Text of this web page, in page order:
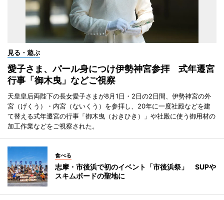
見る・遊ぶ
愛子さま、パール身につけ伊勢神宮参拝 式年遷宮
行事「御木曳」などご視察
天皇皇后両陛下の長女愛子さまが8月1日・2日の2日間、伊勢神宮の外
宮（げくう）・内宮（ないくう）を参拝し、20年に一度社殿などを建
て替える式年遷宮の行事「御木曳（おきひき）」や社殿に使う御用材の
加工作業などをご視察された。
食べる
志摩・市後浜で初のイベント「市後浜祭」 SUPや
スキムボードの聖地に